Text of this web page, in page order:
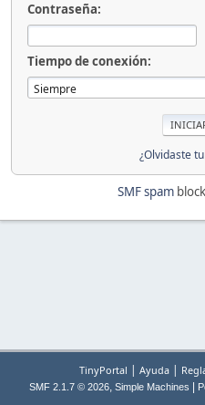
Contraseña:
Tiempo de conexión:
¿Olvidaste
SMF spam
TinyPortal | Ayuda |
SMF 2.1.7 © 2026, Simple Machines